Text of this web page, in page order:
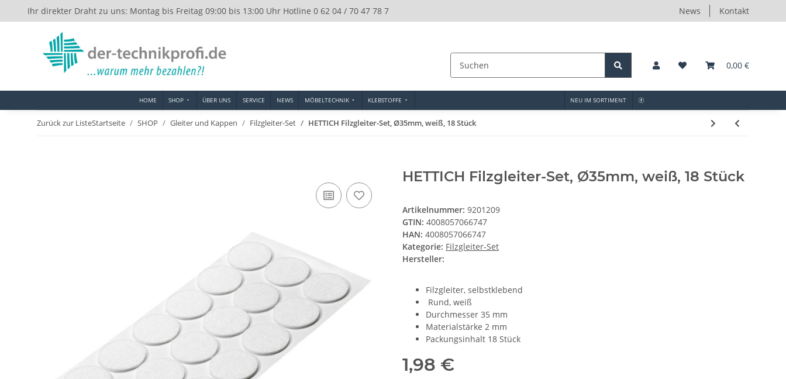
Ihr direkter Draht zu uns: Montag bis Freitag 09:00 bis 13:00 Uhr Hotline 0 62 04 / 70 47 78 7 News Kontakt
0,00 €
HOME SHOP ÜBER UNS SERVICE NEWS MÖBELTECHNIK KLEBSTOFFE NEU IM SORTIMENT
Zurück zur ListeStartseite SHOP Gleiter und Kappen Filzgleiter-Set HETTICH Filzgleiter-Set, Ø35mm, weiß, 18 Stück
HETTICH Filzgleiter-Set, Ø35mm, weiß, 18 Stück
Artikelnummer: 9201209
GTIN: 4008057066747
HAN: 4008057066747
Kategorie: Filzgleiter-Set
Hersteller:
Filzgleiter, selbstklebend
Rund, weiß
Durchmesser 35 mm
Materialstärke 2 mm
Packungsinhalt 18 Stück
1,98 €